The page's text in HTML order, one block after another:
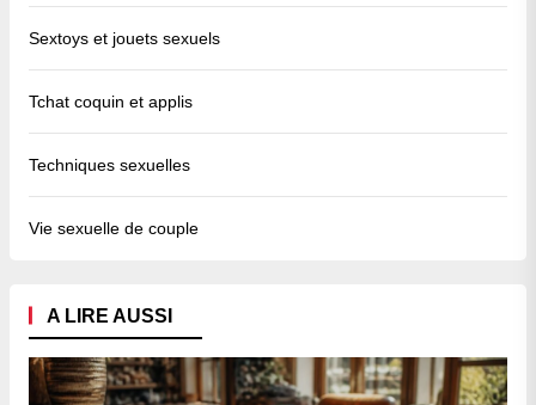
Sextoys et jouets sexuels
Tchat coquin et applis
Techniques sexuelles
Vie sexuelle de couple
A LIRE AUSSI